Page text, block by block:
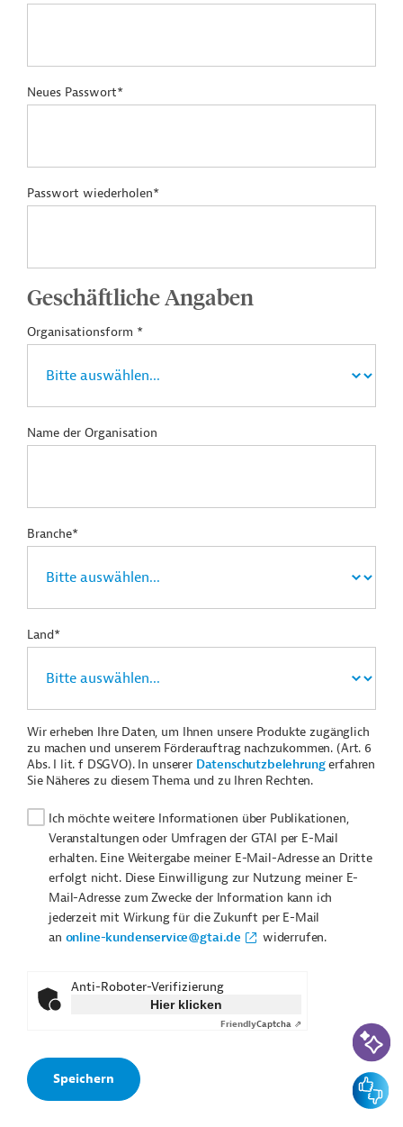
Neues Passwort*
Passwort wiederholen*
Geschäftliche Angaben
Organisationsform *
Name der Organisation
Branche*
Land*
Wir erheben Ihre Daten, um Ihnen unsere Produkte zugänglich
zu machen und unserem Förderauftrag nachzukommen. (Art. 6
Abs. I lit. f DSGVO). In unserer Datenschutzbelehrungerfahren
Sie Näheres zu diesem Thema und zu Ihren Rechten.
Ich möchte weitere Informationen über Publikationen,
Veranstaltungen oder Umfragen der GTAI per E-Mail
erhalten. Eine Weitergabe meiner E-Mail-Adresse an Dritte
erfolgt nicht. Diese Einwilligung zur Nutzung meiner E-
Mail-Adresse zum Zwecke der Information kann ich
jederzeit mit Wirkung für die Zukunft per E-Mail
an online-kundenservice@gtai.de widerrufen.
Anti-Roboter-Verifizierung
Hier klicken
FriendlyCaptcha ⇗ KI-